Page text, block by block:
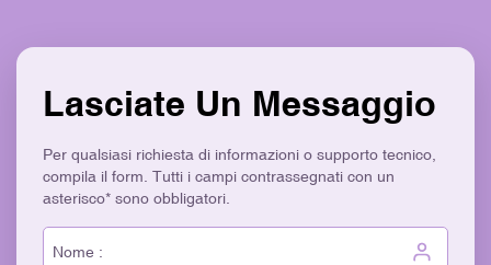
Lasciate Un Messaggio
Per qualsiasi richiesta di informazioni o supporto tecnico,
compila il form. Tutti i campi contrassegnati con un
asterisco* sono obbligatori.